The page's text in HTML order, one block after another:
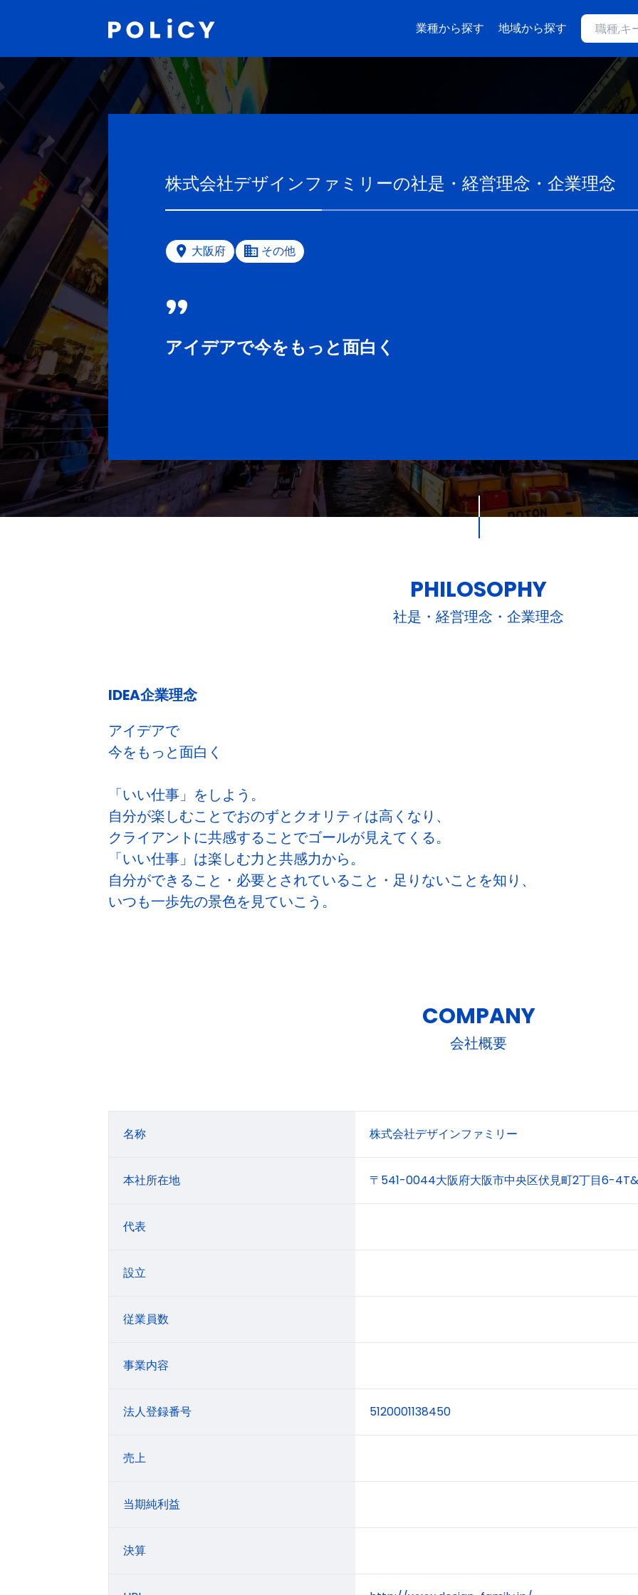
業種から探す 地域から探す
株式会社デザインファミリーの社是・経営理念・企業理念
大阪府 その他
アイデアで今をもっと面白く
PHILOSOPHY
社是・経営理念・企業理念
IDEA企業理念
アイデアで
今をもっと面白く
「いい仕事」をしよう。
自分が楽しむことでおのずとクオリティは高くなり、
クライアントに共感することでゴールが見えてくる。
「いい仕事」は楽しむ力と共感力から。
自分ができること・必要とされていること・足りないことを知り、
いつも一歩先の景色を見ていこう。
COMPANY
会社概要
名称 株式会社デザインファミリー
本社所在地 〒541-0044大阪府大阪市中央区伏見町2丁目6-
代表
設立
従業員数
事業内容
法人登録番号 5120001138450
売上
当期純利益
決算